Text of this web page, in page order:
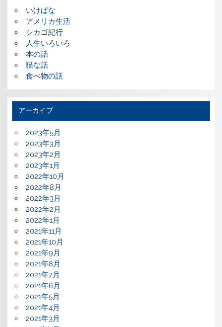
いけばな
アメリカ生活
シカゴ紀行
人生いろいろ
本の話
猫な話
食べ物の話
アーカイブ
2023年5月
2023年3月
2023年2月
2023年1月
2022年10月
2022年8月
2022年3月
2022年2月
2022年1月
2021年11月
2021年10月
2021年9月
2021年8月
2021年7月
2021年6月
2021年5月
2021年4月
2021年3月